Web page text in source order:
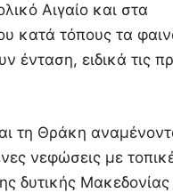
Αιγαίο και στα
κατά τόπους τα
ένταση, ειδικά τις
τη Θράκη
νεφώσεις με
δυτικής